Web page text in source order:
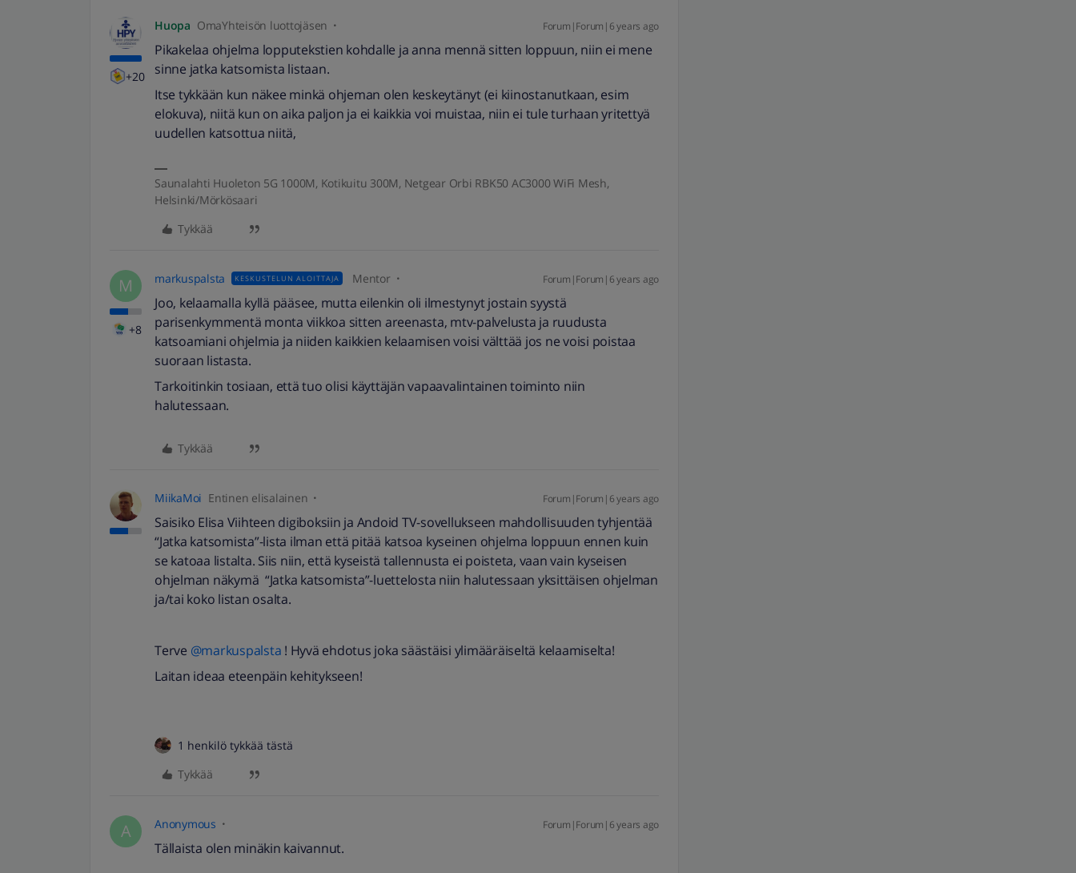
+20
Huopa OmaYhteisön luottojäsen Forum|Forum|6 years ago
Pikakelaa ohjelma lopputekstien kohdalle ja anna mennä sitten loppuun, niin ei mene
sinne jatka katsomista listaan.
Itse tykkään kun näkee minkä ohjeman olen keskeytänyt (ei kiinostanutkaan, esim
elokuva), niitä kun on aika paljon ja ei kaikkia voi muistaa, niin ei tule turhaan yritettyä
uudellen katsottua niitä,
Saunalahti Huoleton 5G 1000M, Kotikuitu 300M, Netgear Orbi RBK50 AC3000 WiFi Mesh,
Helsinki/Mörkösaari
Tykkää
M
+8
markuspalsta KESKUSTELUN ALOITTAJA Mentor Forum|Forum|6 years ago
Joo, kelaamalla kyllä pääsee, mutta eilenkin oli ilmestynyt jostain syystä
parisenkymmentä monta viikkoa sitten areenasta, mtv-palvelusta ja ruudusta
katsoamiani ohjelmia ja niiden kaikkien kelaamisen voisi välttää jos ne voisi poistaa
suoraan listasta.
Tarkoitinkin tosiaan, että tuo olisi käyttäjän vapaavalintainen toiminto niin
halutessaan.
Tykkää
MiikaMoi Entinen elisalainen Forum|Forum|6 years ago
Saisiko Elisa Viihteen digiboksiin ja Andoid TV-sovellukseen mahdollisuuden tyhjentää
“Jatka katsomista”-lista ilman että pitää katsoa kyseinen ohjelma loppuun ennen kuin
se katoaa listalta. Siis niin, että kyseistä tallennusta ei poisteta, vaan vain kyseisen
ohjelman näkymä “Jatka katsomista”-luettelosta niin halutessaan yksittäisen ohjelman
ja/tai koko listan osalta.
Terve @markuspalsta ! Hyvä ehdotus joka säästäisi ylimääräiseltä kelaamiselta!
Laitan ideaa eteenpäin kehitykseen!
1 henkilö tykkää tästä
Tykkää
A Anonymous Forum|Forum|6 years ago
Tällaista olen minäkin kaivannut.